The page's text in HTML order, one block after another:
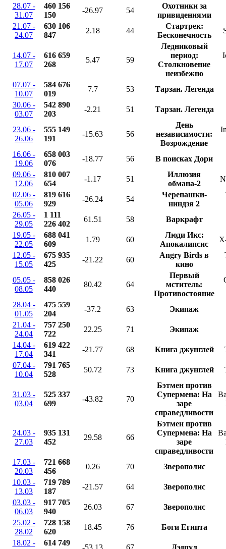
28.07 -
31.07
460 156
150
-26.97 54
Охотники за
привидениями
21.07 -
24.07
630 106
847
2.18 44
Стартрек:
Бесконечность
14.07 -
17.07
616 659
268
5.47 59
Ледниковый
период:
Столкновение
неизбежно
07.07 -
10.07
584 676
019
7.7 53
Тарзан. Легенда
30.06 -
03.07
542 890
203
-2.21 51 Тарзан. Легенда
23.06 -
26.06
555 149
191
-15.63 56
День
независимости:
Возрождение
16.06 -
19.06
658 003
076
-18.77 56
В поисках Дори
09.06 -
12.06
810 007
654
-1.17 51
Иллюзия
обмана-2
02.06 -
05.06
819 616
929
-26.24 54
Черепашки-
ниндзя 2
26.05 -
29.05
1 111
226 402
61.51 58
Варкрафт
19.05 -
22.05
688 041
609
1.79 60
Люди Икс:
Апокалипсис
12.05 -
15.05
675 935
425
-21.22 60
Angry Birds в
кино
05.05 -
08.05
858 026
440
80.42 64
Первый
мститель:
Противостояние
28.04 -
01.05
475 559
204
-37.2 63
Экипаж
21.04 -
24.04
757 250
722
22.25 71
Экипаж
14.04 -
17.04
619 422
341
-21.77 68 Книга джунглей
07.04 -
10.04
791 765
528
50.72 73 Книга джунглей
31.03 -
03.04
525 337
699
-43.82 70
Бэтмен против
Супермена: На
заре
справедливости
24.03 -
27.03
935 131
452
29.58 66
Бэтмен против
Супермена: На
заре
справедливости
17.03 -
20.03
721 668
456
0.26 70
Зверополис
10.03 -
13.03
719 789
187
-21.57 64
Зверополис
03.03 -
06.03
917 705
940
26.03 67
Зверополис
25.02 -
28.02
728 158
620
18.45 76
Боги Египта
18.02 -
614 749